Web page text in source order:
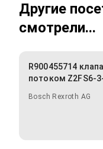
Другие
смотрели...
R900455714
потоком Z2FS6-
Bosch Rexroth AG